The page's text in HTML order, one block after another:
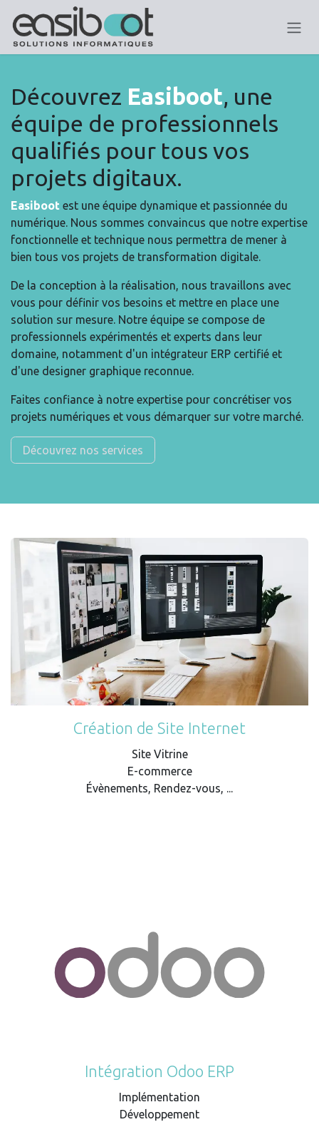
Se rendre au contenu
Découvrez Easiboot, une
équipe de professionnels
qualifiés pour tous vos
projets digitaux.
Easiboot est une équipe dynamique et passionnée du
numérique. Nous sommes convaincus que notre expertise
fonctionnelle et technique nous permettra de mener à
bien tous vos projets de transformation digitale.
De la conception à la réalisation, nous travaillons avec
vous pour définir vos besoins et mettre en place une
solution sur mesure. Notre équipe se compose de
professionnels expérimentés et experts dans leur
domaine, notamment d'un intégrateur ERP certifié et
d'une designer graphique reconnue.
Faites confiance à notre expertise pour concrétiser vos
projets numériques et vous démarquer sur votre marché.
Découvrez nos services
Création de Site Internet
Site Vitrine
E-commerce
Évènements, Rendez-vous, ...
Intégration Odoo ERP
Implémentation
Développement